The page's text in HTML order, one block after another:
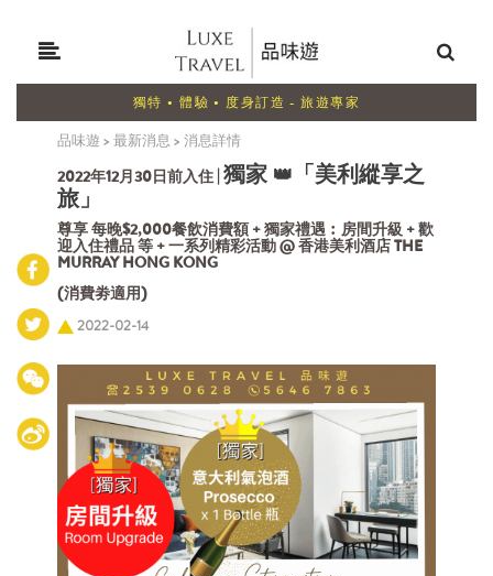
獨特 • 體驗 • 度身訂造 - 旅遊專家
品味遊 >最新消息 >消息詳情
2022年12月30日前入住 |獨家 👑
「美利縱享之
旅」
尊享 每晚$2,000餐飲消費額 + 獨家禮遇︰房間升級 + 歡
迎入住禮品 等 + 一系列精彩活動 @ 香港美利酒店 THE
MURRAY HONG KONG
(消費劵適用)
2022-02-14